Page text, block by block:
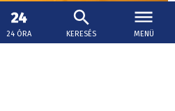
24 ÓRA KERESÉS MENÜ